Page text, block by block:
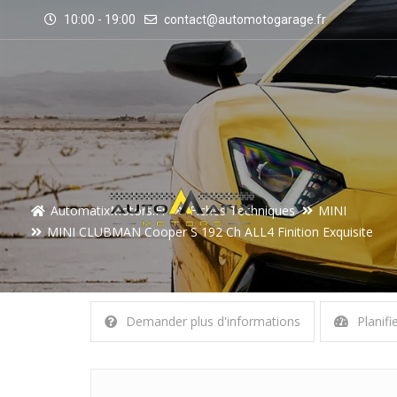
10:00 - 19:00 contact@automotogarage.fr
AutomatixMotors.fr Fiches Techniques
MINI
MINI CLUBMAN Cooper S 192 Ch ALL4 Finition Exquisite
Demander plus d'informations